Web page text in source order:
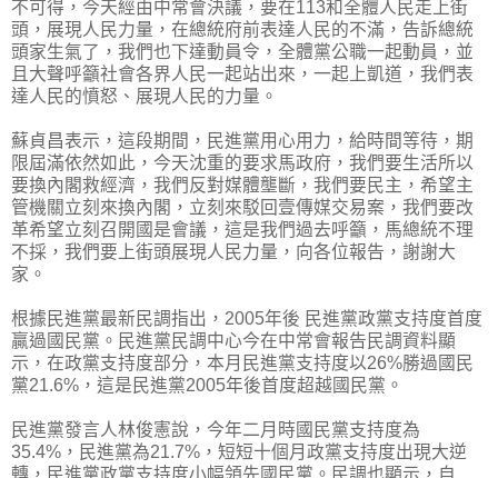
不可得，今天經由中常會決議，要在113和全體人民走上街
頭，展現人民力量，在總統府前表達人民的不滿，告訴總統
頭家生氣了，我們也下達動員令，全體黨公職一起動員，並
且大聲呼籲社會各界人民一起站出來，一起上凱道，我們表
達人民的憤怒、展現人民的力量。
蘇貞昌表示，這段期間，民進黨用心用力，給時間等待，期
限屆滿依然如此，今天沈重的要求馬政府，我們要生活所以
要換內閣救經濟，我們反對媒體壟斷，我們要民主，希望主
管機關立刻來換內閣，立刻來駁回壹傳媒交易案，我們要改
革希望立刻召開國是會議，這是我們過去呼籲，馬總統不理
不採，我們要上街頭展現人民力量，向各位報告，謝謝大
家。
根據民進黨最新民調指出，2005年後 民進黨政黨支持度首度
贏過國民黨。民進黨民調中心今在中常會報告民調資料顯
示，在政黨支持度部分，本月民進黨支持度以26%勝過國民
黨21.6%，這是民進黨2005年後首度超越國民黨。
民進黨發言人林俊憲說，今年二月時國民黨支持度為
35.4%，民進黨為21.7%，短短十個月政黨支持度出現大逆
轉，民進黨政黨支持度小幅領先國民黨。民調也顯示，自